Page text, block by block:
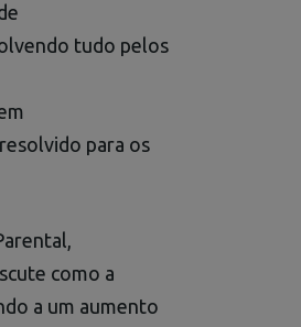
tudo pelos
para os
como a
a um aumento